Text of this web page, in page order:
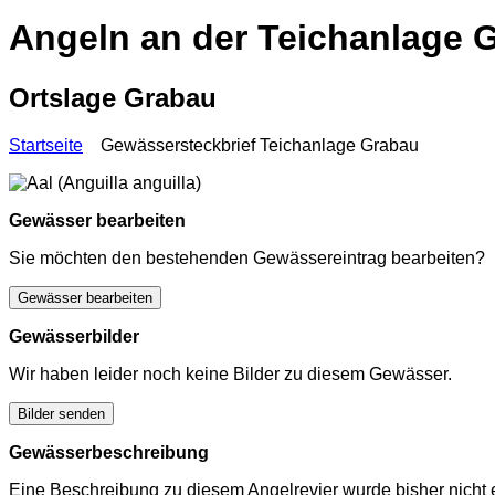
Angeln an der Teichanlage
Ortslage Grabau
Startseite Gewässersteckbrief Teichanlage Grabau
Gewässer bearbeiten
Sie möchten den bestehenden Gewässereintrag bearbeiten?
Gewässer bearbeiten
Gewässerbilder
Wir haben leider noch keine Bilder zu diesem Gewässer.
Bilder senden
Gewässerbeschreibung
Eine Beschreibung zu diesem Angelrevier wurde bisher nicht